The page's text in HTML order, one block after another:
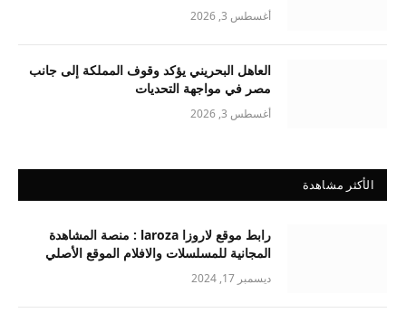
أغسطس 3, 2026
العاهل البحريني يؤكد وقوف المملكة إلى جانب
مصر في مواجهة التحديات
أغسطس 3, 2026
الأكثر مشاهدة
رابط موقع لاروزا laroza : منصة المشاهدة
المجانية للمسلسلات والافلام الموقع الأصلي
ديسمبر 17, 2024